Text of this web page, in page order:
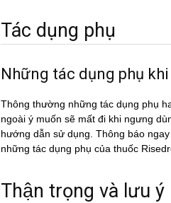
Tác dụng phụ
Những tác dụng phụ
Thông thường những tác dụng phụ
ngoài ý muốn sẽ mất đi khi ngưng
hướng dẫn sử dụng. Thông báo
những tác dụng phụ của thuốc
Thận trọng và lưu ý